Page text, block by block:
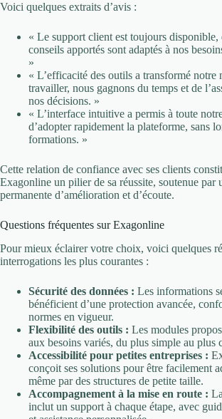
Voici quelques extraits d’avis :
« Le support client est toujours disponible,
conseils apportés sont adaptés à nos
»
« L’efficacité des outils a transformé notre
travailler, nous gagnons du temps et de
nos décisions. »
« L’interface intuitive a permis à toute
d’adopter rapidement la plateforme, sans
formations. »
Cette relation de confiance avec ses clients
Exagonline un pilier de sa réussite, soutenue par
permanente d’amélioration et d’écoute.
Questions fréquentes sur Exagonline
Pour mieux éclairer votre choix, voici quelques
interrogations les plus courantes :
Sécurité des données : Les informations
bénéficient d’une protection avancée,
normes en vigueur.
Flexibilité des outils : Les modules
aux besoins variés, du plus simple au plus
Accessibilité pour petites entreprises :
conçoit ses solutions pour être facilement
même par des structures de petite taille.
Accompagnement à la mise en route :
inclut un support à chaque étape, avec